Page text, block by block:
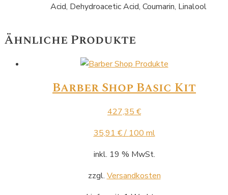
Acid, Dehydroacetic Acid, Coumarin, Linalool
Ähnliche Produkte
Barber Shop Basic Kit
427,35 €
35,91 €/ 100 ml
inkl. 19 % MwSt.
zzgl. Versandkosten